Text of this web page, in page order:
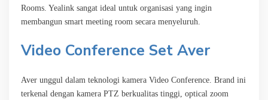
Rooms. Yealink sangat ideal untuk organisasi yang ingin
membangun smart meeting room secara menyeluruh.
Video Conference Set Aver
Aver unggul dalam teknologi kamera Video Conference. Brand ini
terkenal dengan kamera PTZ berkualitas tinggi, optical zoom